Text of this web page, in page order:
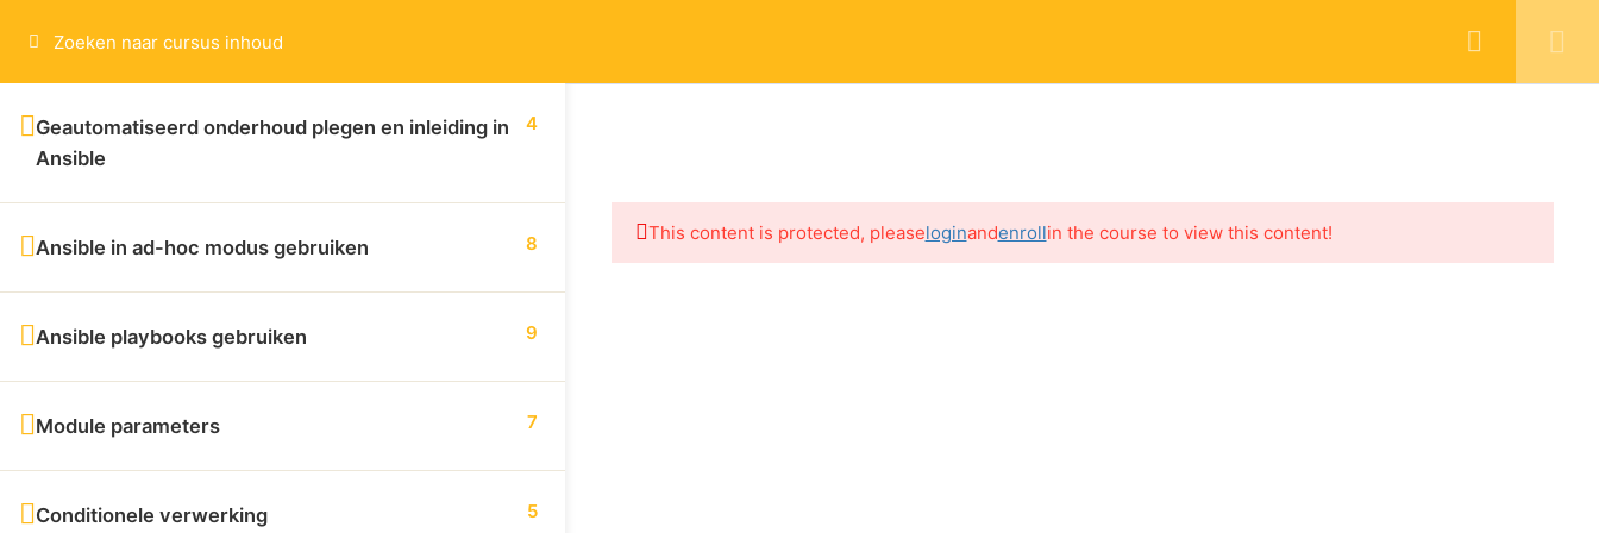
Geautomatiseerd onderhoud plegen en inleiding in
Ansible
4
Ansible in ad-hoc modus gebruiken 8
Ansible playbooks gebruiken 9
Module parameters 7
Conditionele verwerking 5
This content is protected, pleaseloginandenrollin the course to view this content!
Copyright (c) 1998-2025 Testconsultancy Groep. Alle rechten voorbehouden.